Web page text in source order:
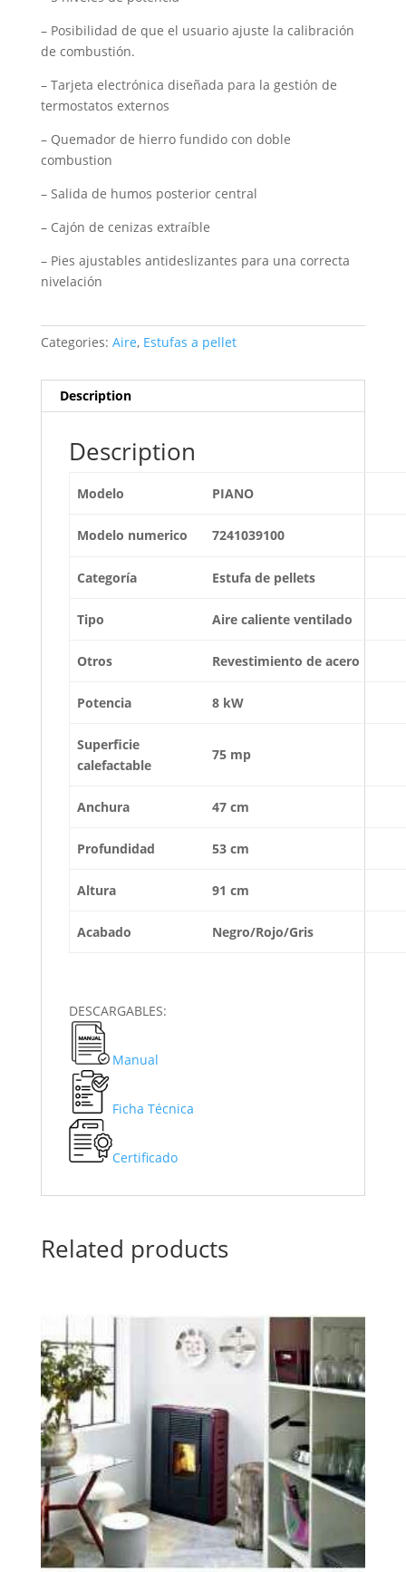
– Posibilidad de que el usuario ajuste la calibración
de combustión.
– Tarjeta electrónica diseñada para la gestión de
termostatos externos
– Quemador de hierro fundido con doble
combustion
– Salida de humos posterior central
– Cajón de cenizas extraíble
– Pies ajustables antideslizantes para una correcta
nivelación
Categories: Aire, Estufas a pellet
Description
Description
Modelo PIANO
Modelo numerico 7241039100
Categoría Estufa de pellets
Tipo Aire caliente ventilado
Otros Revestimiento de acero
Potencia 8 kW
Superficie
calefactable
75 mp
Anchura 47 cm
Profundidad 53 cm
Altura 91 cm
Acabado Negro/Rojo/Gris
DESCARGABLES:
Manual
Ficha Técnica
Certificado
Related products